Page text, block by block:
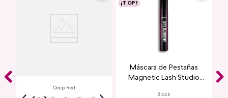
Deep Red
¡TOP!
Máscara de Pestañas
Magnetic Lash Studio
Black